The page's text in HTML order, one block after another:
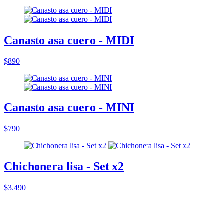
Canasto asa cuero - MIDI
$890
Canasto asa cuero - MINI
$790
Chichonera lisa - Set x2
$3.490